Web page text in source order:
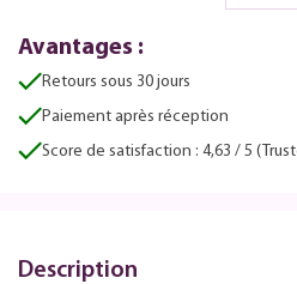
Avantages :
Retours sous 30 jours
Paiement après réception
Score de satisfaction : 4,63 / 5
Description